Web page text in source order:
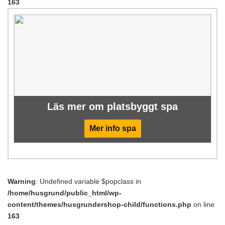
163
Läs mer om platsbyggt spa
Mer info spa
Warning: Undefined variable $popclass in
/home/husgrund/public_html/wp-
content/themes/husgrundershop-child/functions.php on line
163